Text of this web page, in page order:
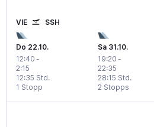
VIE SSH
Do 22.10.
12:40 -
2:15
1 Stopp
12:35 Std.
Sa 31.10.
19:20 -
22:35
2 Stopps
28:15 Std.